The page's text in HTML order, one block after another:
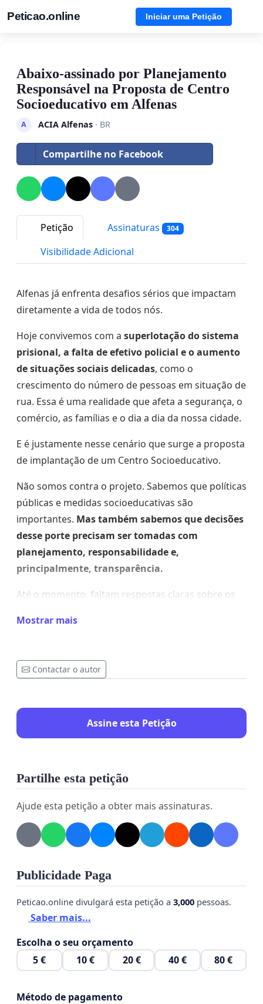
Peticao.online Iniciar uma Petição
Abaixo-assinado por Planejamento
Responsável na Proposta de Centro
Socioeducativo em Alfenas
A ACIA Alfenas· BR
Compartilhe no Facebook
Petição Assinaturas 304
Visibilidade Adicional
Alfenas já enfrenta desafios sérios que impactam
diretamente a vida de todos nós.
Hoje convivemos com a superlotação do sistema
prisional, a falta de efetivo policial e o aumento
de situações sociais delicadas, como o
crescimento do número de pessoas em situação de
rua. Essa é uma realidade que afeta a segurança, o
comércio, as famílias e o dia a dia da nossa cidade.
E é justamente nesse cenário que surge a proposta
de implantação de um Centro Socioeducativo.
Não somos contra o projeto. Sabemos que políticas
públicas e medidas socioeducativas são
importantes. Mas também sabemos que decisões
desse porte precisam ser tomadas com
planejamento, responsabilidade e,
principalmente, transparência.
Até o momento, faltam respostas claras sobre os
Há planejamento para suportar essa demanda?
respondidas.
Essa situação preocupa não só os empresários,
população que vive aqui. Porque no fim, somos nós
que sentimos diretamente os efeitos de decisões
mal planejadas.
Queremos desenvolvimento, mas com
responsabilidade.
Este abaixo-assinado é um pedido legítimo da
respeito com Alfenas.
Se você também acredita que decisões importantes
Mostrar mais
Contactar o autor
Assine esta Petição
Partilhe esta petição
Ajude esta petição a obter mais assinaturas.
Publicidade Paga
Peticao.online divulgará esta petição a 3,000 pessoas.
Saber mais...
Escolha o seu orçamento
5 €
10 € 20 € 40 € 80 €
Método de pagamento